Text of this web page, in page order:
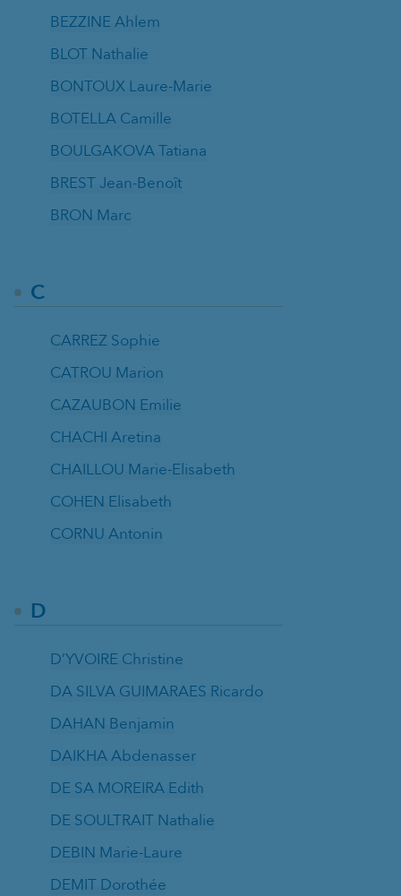
BEZZINE Ahlem
BLOT Nathalie
BONTOUX Laure-Marie
BOTELLA Camille
BOULGAKOVA Tatiana
BREST Jean-Benoît
BRON Marc
C
CARREZ Sophie
CATROU Marion
CAZAUBON Emilie
CHACHI Aretina
CHAILLOU Marie-Elisabeth
COHEN Elisabeth
CORNU Antonin
D
D’YVOIRE Christine
DA SILVA GUIMARAES Ricardo
DAHAN Benjamin
DAIKHA Abdenasser
DE SA MOREIRA Edith
DE SOULTRAIT Nathalie
DEBIN Marie-Laure
DEMIT Dorothée